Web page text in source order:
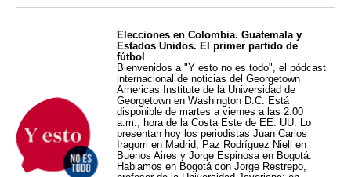
Elecciones en Colombia. Guatemala y
Estados Unidos. El primer partido de
fútbol
Bienvenidos a "Y esto no es todo", el pódcast
internacional de noticias del Georgetown
Americas Institute de la Universidad de
Georgetown en Washington D.C. Está
disponible de martes a viernes a las 2.00
a.m., hora de la Costa Este de EE. UU. Lo
presentan hoy los periodistas Juan Carlos
Iragorri en Madrid, Paz Rodríguez Niell en
Buenos Aires y Jorge Espinosa en Bogotá.
Hablamos en Bogotá con Jorge Restrepo,